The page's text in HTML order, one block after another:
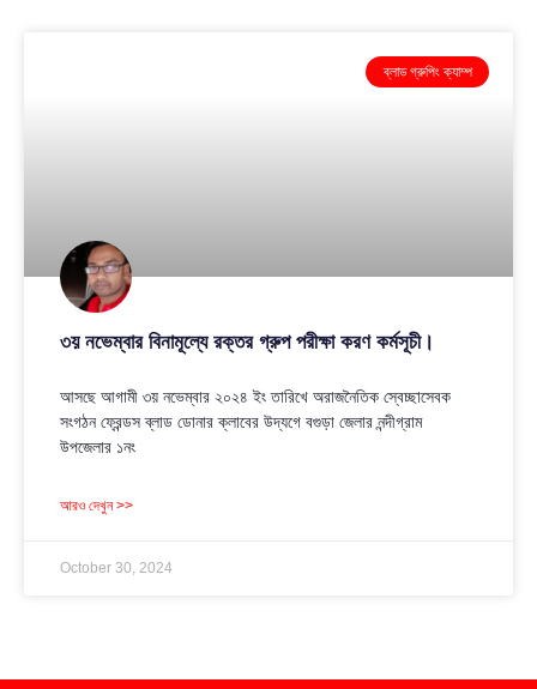
ব্লাড গ্রুপিং ক্যাম্প
৩য় নভেম্বার বিনামূল্যে রক্তর গ্রুপ পরীক্ষা করণ কর্মসূচী।
আসছে আগামী ৩য় নভেম্বার ২০২৪ ইং তারিখে অরাজনৈতিক স্বেচ্ছাসেবক
সংগঠন ফ্রেন্ডস ব্লাড ডোনার ক্লাবের উদ্যগে বগুড়া জেলার নন্দীগ্রাম
উপজেলার ১নং
আরও দেখুন >>
October 30, 2024